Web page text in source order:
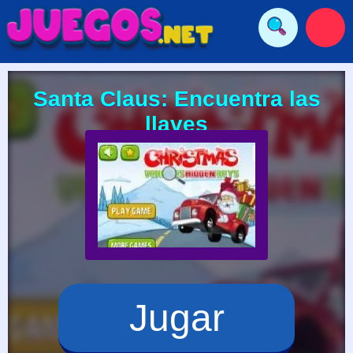
Santa Claus: Encuentra las
llaves
Jugar